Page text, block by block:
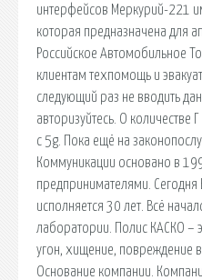
интерфейсов Меркурий-221
которая предназначена для
Российское Автомобильное
клиентам техпомощь и
следующий раз не вводить
авторизуйтесь. О количестве
с 5g. Пока ещё на
Коммуникации основано в
предпринимателями. Сегодня
исполняется 30 лет. Всё
лаборатории. Полис КАСКО –
угон, хищение, повреждение
Основание компании.